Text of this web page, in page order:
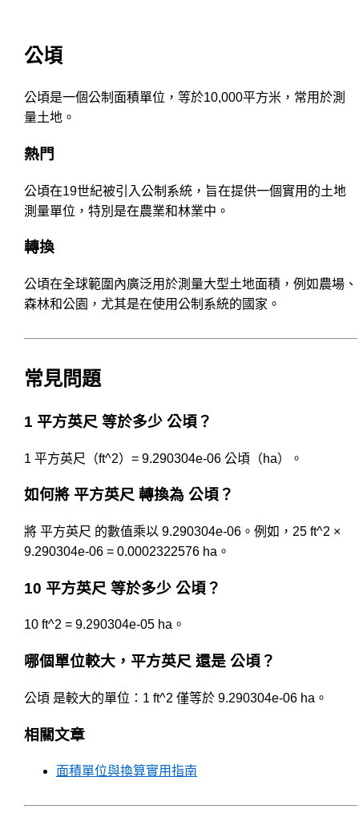
公頃
公頃是一個公制面積單位，等於10,000平方米，常用於測
量土地。
熱門
公頃在19世紀被引入公制系統，旨在提供一個實用的土地
測量單位，特別是在農業和林業中。
轉換
公頃在全球範圍內廣泛用於測量大型土地面積，例如農場、
森林和公園，尤其是在使用公制系統的國家。
常見問題
1 平方英尺 等於多少 公頃？
1 平方英尺（ft^2）= 9.290304e-06 公頃（ha）。
如何將 平方英尺 轉換為 公頃？
將 平方英尺 的數值乘以 9.290304e-06。例如，25 ft^2 ×
9.290304e-06 = 0.0002322576 ha。
10 平方英尺 等於多少 公頃？
10 ft^2 = 9.290304e-05 ha。
哪個單位較大，平方英尺 還是 公頃？
公頃 是較大的單位：1 ft^2 僅等於 9.290304e-06 ha。
相關文章
面積單位與換算實用指南